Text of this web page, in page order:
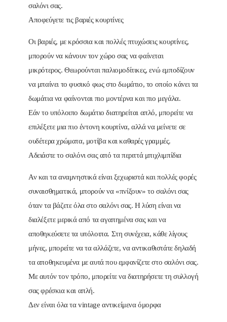
σαλόνι σας.
Αποφεύγετε τις βαριές κουρτίνες
Οι βαριές, με κρόσσια και πολλές πτυχώσεις κουρτίνες,
μπορούν να κάνουν τον χώρο σας να φαίνεται
μικρότερος. Θεωρούνται παλιομοδίτικες, ενώ εμποδίζουν
να μπαίνει το φυσικό φως στο δωμάτιο, το οποίο κάνει τα
δωμάτια να φαίνονται πιο μοντέρνα και πιο μεγάλα.
Εάν το υπόλοιπο δωμάτιο διατηρείται απλό, μπορείτε να
επιλέξετε μια πιο έντονη κουρτίνα, αλλά να μείνετε σε
ουδέτερα χρώματα, μοτίβα και καθαρές γραμμές.
Αδειάστε το σαλόνι σας από τα περιττά μπιχλιμπίδια
Αν και τα αναμνηστικά είναι ξεχωριστά και πολλές φορές
συναισθηματικά, μπορούν να «πνίξουν» το σαλόνι σας
όταν τα βάζετε όλα στο σαλόνι σας. Η λύση είναι να
διαλέξετε μερικά από τα αγαπημένα σας και να
αποθηκεύσετε τα υπόλοιπα. Στη συνέχεια, κάθε λίγους
μήνες, μπορείτε να τα αλλάζετε, να αντικαθιστάτε δηλαδή
τα αποθηκευμένα με αυτά που εμφανίζετε στο σαλόνι σας.
Με αυτόν τον τρόπο, μπορείτε να διατηρήσετε τη συλλογή
σας φρέσκια και απλή.
Δεν είναι όλα τα vintage αντικείμενα όμορφα